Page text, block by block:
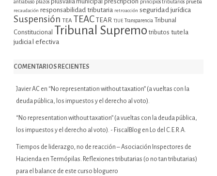
antiabuso plazos principios tributarios prueba
recaudación responsabilidad tributaria retroacción seguridad jurídica
Suspensión TEA TEAC TEAR TJUE Transparencia Tribunal
Constitucional Tribunal Supremo tributos tutela
judicial efectiva
COMENTARIOS RECIENTES
Javier AC en “No representation without taxation” (a vueltas con la
deuda pública, los impuestos y el derecho al voto).
“No representation without taxation” (a vueltas con la deuda pública,
los impuestos y el derecho al voto). - FiscalBlog en Lo del C.E.R.A.
Tiempos de liderazgo, no de reacción – Asociación Inspectores de
Hacienda en
Termópilas. Reflexiones tributarias (o no tan tributarias)
para el balance de este curso bloguero